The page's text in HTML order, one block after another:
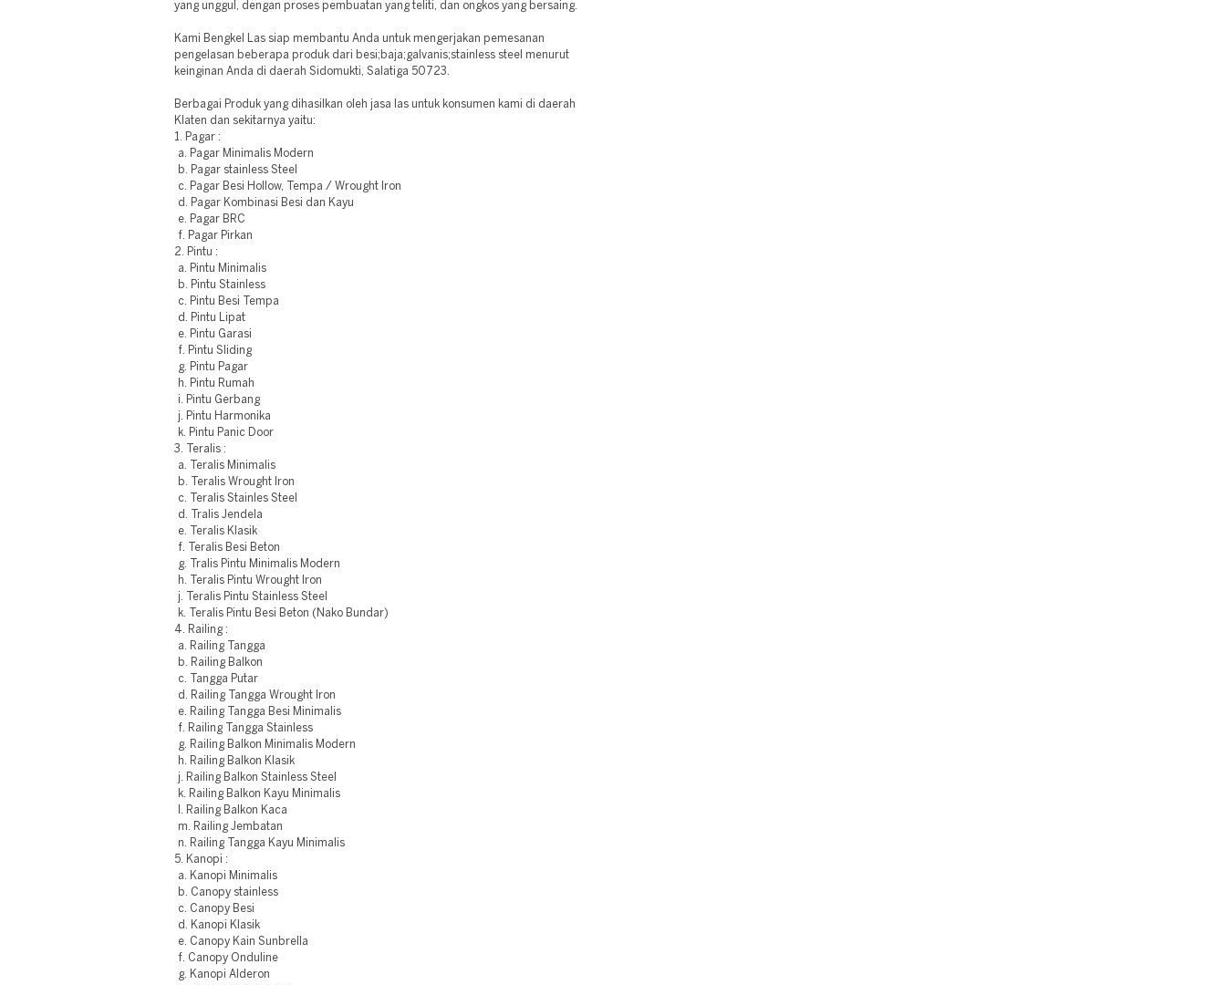
yang unggul, dengan proses pembuatan yang teliti, dan ongkos yang bersaing.
Kami Bengkel Las siap membantu Anda untuk mengerjakan pemesanan
pengelasan beberapa produk dari besi;baja;galvanis;stainless steel menurut
keinginan Anda di daerah Sidomukti, Salatiga 50723.
Berbagai Produk yang dihasilkan oleh jasa las untuk konsumen kami di daerah
Klaten dan sekitarnya yaitu:
1. Pagar :
a. Pagar Minimalis Modern
b. Pagar stainless Steel
c. Pagar Besi Hollow, Tempa / Wrought Iron
d. Pagar Kombinasi Besi dan Kayu
e. Pagar BRC
f. Pagar Pirkan
2. Pintu :
a. Pintu Minimalis
b. Pintu Stainless
c. Pintu Besi Tempa
d. Pintu Lipat
e. Pintu Garasi
f. Pintu Sliding
g. Pintu Pagar
h. Pintu Rumah
i. Pintu Gerbang
j. Pintu Harmonika
k. Pintu Panic Door
3. Teralis :
a. Teralis Minimalis
b. Teralis Wrought Iron
c. Teralis Stainles Steel
d. Tralis Jendela
e. Teralis Klasik
f. Teralis Besi Beton
g. Tralis Pintu Minimalis Modern
h. Teralis Pintu Wrought Iron
j. Teralis Pintu Stainless Steel
k. Teralis Pintu Besi Beton (Nako Bundar)
4. Railing :
a. Railing Tangga
b. Railing Balkon
c. Tangga Putar
d. Railing Tangga Wrought Iron
e. Railing Tangga Besi Minimalis
f. Railing Tangga Stainless
g. Railing Balkon Minimalis Modern
h. Railing Balkon Klasik
j. Railing Balkon Stainless Steel
k. Railing Balkon Kayu Minimalis
l. Railing Balkon Kaca
m. Railing Jembatan
n. Railing Tangga Kayu Minimalis
5. Kanopi :
a. Kanopi Minimalis
b. Canopy stainless
c. Canopy Besi
d. Kanopi Klasik
e. Canopy Kain Sunbrella
f. Canopy Onduline
g. Kanopi Alderon